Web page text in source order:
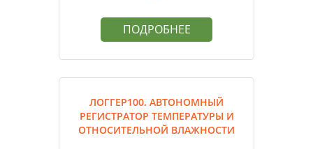
ПОДРОБНЕЕ
ЛОГГЕР100. АВТОНОМНЫЙ
РЕГИСТРАТОР ТЕМПЕРАТУРЫ И
ОТНОСИТЕЛЬНОЙ ВЛАЖНОСТИ